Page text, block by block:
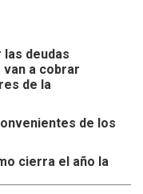
deudas
van a cobrar
de la
de los
cierra el año la